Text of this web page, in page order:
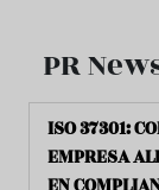
PR
ISO 37301:
EMPRESA